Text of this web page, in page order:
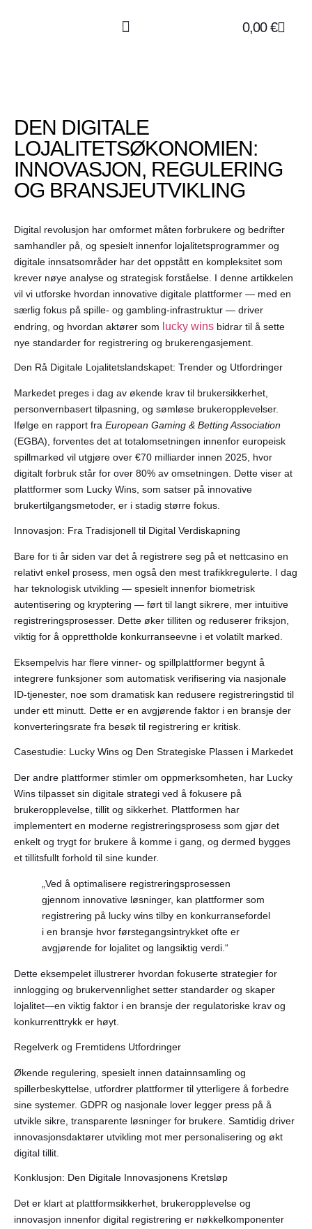
0,00€
DEN DIGITALE
LOJALITETSØKONOMIEN:
INNOVASJON, REGULERING
OG BRANSJEUTVIKLING
Digital revolusjon har omformet måten forbrukere og bedrifter
samhandler på, og spesielt innenfor lojalitetsprogrammer og
digitale innsatsområder har det oppstått en kompleksitet som
krever nøye analyse og strategisk forståelse. I denne artikkelen
vil vi utforske hvordan innovative digitale plattformer — med en
særlig fokus på spille- og gambling-infrastruktur — driver
endring, og hvordan aktører som
lucky wins bidrar til å sette
nye standarder for registrering og brukerengasjement.
Den Rå Digitale Lojalitetslandskapet: Trender og Utfordringer
Markedet preges i dag av økende krav til brukersikkerhet,
personvernbasert tilpasning, og sømløse brukeropplevelser.
Ifølge en rapport fra European Gaming & Betting Association
(EGBA), forventes det at totalomsetningen innenfor europeisk
spillmarked vil utgjøre over €70 milliarder innen 2025, hvor
digitalt forbruk står for over 80% av omsetningen. Dette viser at
plattformer som Lucky Wins, som satser på innovative
brukertilgangsmetoder, er i stadig større fokus.
Innovasjon: Fra Tradisjonell til Digital Verdiskapning
Bare for ti år siden var det å registrere seg på et nettcasino en
relativt enkel prosess, men også den mest trafikkregulerte. I dag
har teknologisk utvikling — spesielt innenfor biometrisk
autentisering og kryptering — ført til langt sikrere, mer intuitive
registreringsprosesser. Dette øker tilliten og reduserer friksjon,
viktig for å opprettholde konkurranseevne i et volatilt marked.
Eksempelvis har flere vinner- og spillplattformer begynt å
integrere funksjoner som automatisk verifisering via nasjonale
ID-tjenester, noe som dramatisk kan redusere registreringstid til
under ett minutt. Dette er en avgjørende faktor i en bransje der
konverteringsrate fra besøk til registrering er kritisk.
Casestudie: Lucky Wins og Den Strategiske Plassen i Markedet
Der andre plattformer stimler om oppmerksomheten, har Lucky
Wins tilpasset sin digitale strategi ved å fokusere på
brukeropplevelse, tillit og sikkerhet. Plattformen har
implementert en moderne registreringsprosess som gjør det
enkelt og trygt for brukere å komme i gang, og dermed bygges
et tillitsfullt forhold til sine kunder.
„Ved å optimalisere registreringsprosessen
gjennom innovative løsninger, kan plattformer som
registrering på lucky wins tilby en konkurransefordel
i en bransje hvor førstegangsintrykket ofte er
avgjørende for lojalitet og langsiktig verdi.“
Dette eksempelet illustrerer hvordan fokuserte strategier for
innlogging og brukervennlighet setter standarder og skaper
lojalitet—en viktig faktor i en bransje der regulatoriske krav og
konkurrenttrykk er høyt.
Regelverk og Fremtidens Utfordringer
Økende regulering, spesielt innen datainnsamling og
spillerbeskyttelse, utfordrer plattformer til ytterligere å forbedre
sine systemer. GDPR og nasjonale lover legger press på å
utvikle sikre, transparente løsninger for brukere. Samtidig driver
innovasjonsdaktører utvikling mot mer personalisering og økt
digital tillit.
Konklusjon: Den Digitale Innovasjonens Kretsløp
Det er klart at plattformsikkerhet, brukeropplevelse og
innovasjon innenfor digital registrering er nøkkelkomponenter